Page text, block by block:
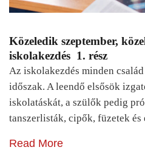
Közeledik szeptember,
iskolakezdés 1. rész
Az iskolakezdés minden
időszak. A leendő elsősök
iskolatáskát, a szülők pedig
tanszerlisták, cipők, füzetek
Read More